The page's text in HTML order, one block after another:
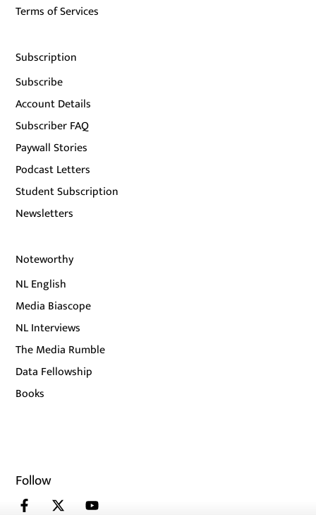
Terms of Services
Subscription
Subscribe
Account Details
Subscriber FAQ
Paywall Stories
Podcast Letters
Student Subscription
Newsletters
Noteworthy
NL English
Media Biascope
NL Interviews
The Media Rumble
Data Fellowship
Books
Follow